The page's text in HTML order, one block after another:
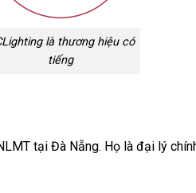
là thương hiệu có
tiếng
tại Đà Nẵng. Họ là đại lý